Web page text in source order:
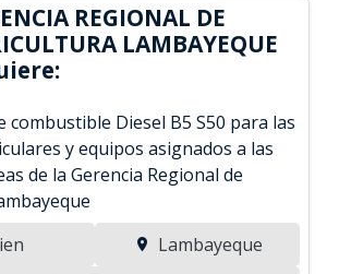
REGIONAL DE
LAMBAYEQUE
combustible Diesel B5 S50 para las
y equipos asignados a las
de la Gerencia Regional de
Lambayeque